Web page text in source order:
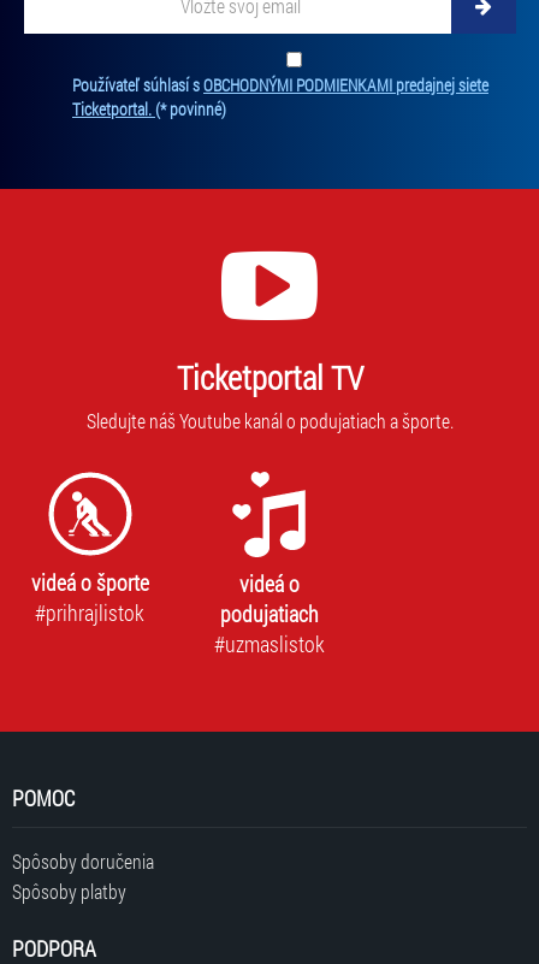
Používateľ súhlasí sOBCHODNÝMI PODMIENKAMI predajnej siete
Ticketportal.(* povinné)
Ticketportal TV
Sledujte náš Youtube kanál o podujatiach a športe.
videá o športe
#prihrajlistok
videá o
podujatiach
#uzmaslistok
POMOC
Spôsoby doručenia
Spôsoby platby
PODPORA